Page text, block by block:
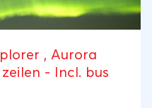
, Aurora
- Incl. bus